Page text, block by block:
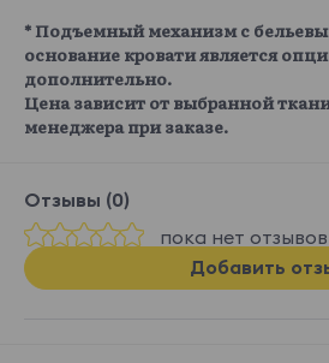
* Подъемный механизм с
основание кровати является
дополнительно.
Цена зависит от выбранной
менеджера при заказе.
Отзывы (0)
пока нет отзывов
Добавить